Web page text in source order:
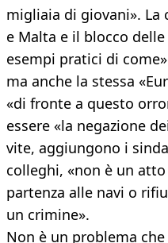
migliaia di giovani».
e Malta e il blocco
esempi pratici di
ma anche la stessa
«di fronte a questo
essere «la negazione
vite, aggiungono i
colleghi, «non è un
partenza alle navi o
un crimine».
Non è un problema